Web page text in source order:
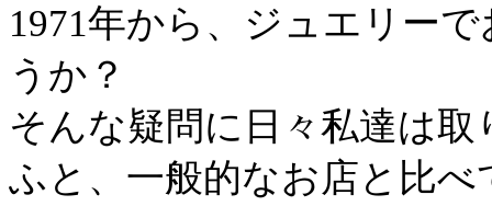
1971年から、ジュエリー
うか？
そんな疑問に日々私達は
ふと、一般的なお店と比べ